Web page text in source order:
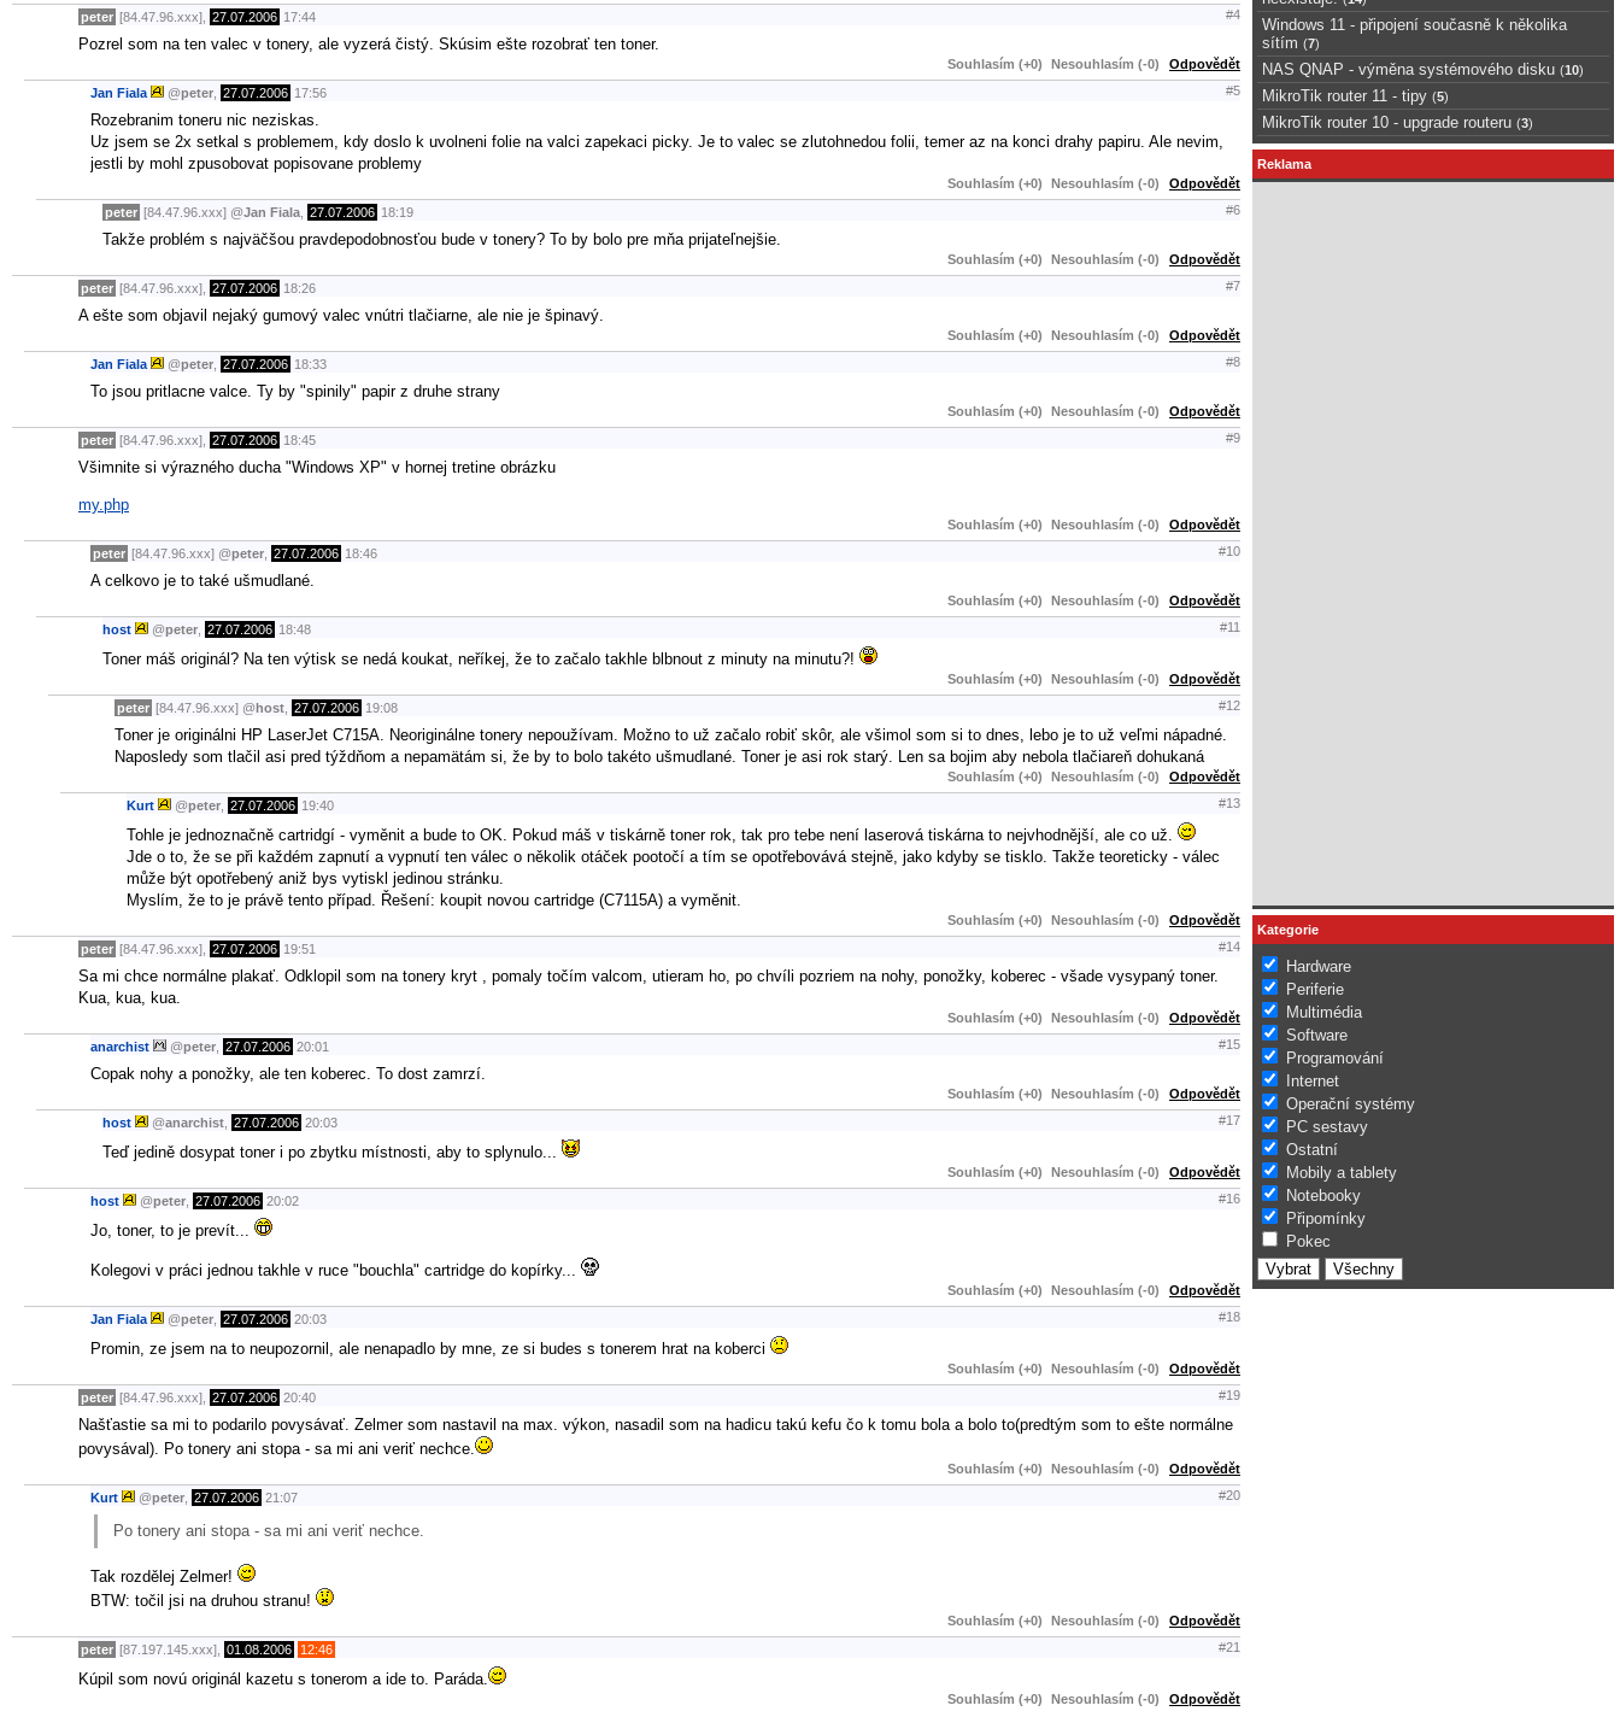
peter [84.47.96.xxx], 27.07.2006 17:44 #4
Pozrel som na ten valec v tonery, ale vyzerá čistý. Skúsim ešte rozobrať ten toner.
Souhlasím (+0) Nesouhlasím (-0) Odpovědět
Jan Fiala @peter 27.07.2006 17:56 #5
Rozebranim toneru nic neziskas.
Uz jsem se 2x setkal s problemem, kdy doslo k uvolneni folie na valci zapekaci picky. Je to valec se zlutohnedou folii, temer az na konci drahy papiru. Ale nevim,
jestli by mohl zpusobovat popisovane problemy
Souhlasím (+0) Nesouhlasím (-0) Odpovědět
peter [84.47.96.xxx] @Jan Fiala 27.07.2006 18:19 #6
Takže problém s najväčšou pravdepodobnosťou bude v tonery? To by bolo pre mňa prijateľnejšie.
Souhlasím (+0) Nesouhlasím (-0) Odpovědět
peter [84.47.96.xxx], 27.07.2006 18:26 #7
A ešte som objavil nejaký gumový valec vnútri tlačiarne, ale nie je špinavý.
Souhlasím (+0) Nesouhlasím (-0) Odpovědět
Jan Fiala @peter 27.07.2006 18:33 #8
To jsou pritlacne valce. Ty by "spinily" papir z druhe strany
Souhlasím (+0) Nesouhlasím (-0) Odpovědět
peter [84.47.96.xxx], 27.07.2006 18:45 #9
Všimnite si výrazného ducha "Windows XP" v hornej tretine obrázku
my.php
Souhlasím (+0) Nesouhlasím (-0) Odpovědět
peter [84.47.96.xxx] @peter 27.07.2006 18:46 #10
A celkovo je to také ušmudlané.
Souhlasím (+0) Nesouhlasím (-0) Odpovědět
host @peter 27.07.2006 18:48 #11
Toner máš originál? Na ten výtisk se nedá koukat, neříkej, že to začalo takhle blbnout z minuty na minutu?!
Souhlasím (+0) Nesouhlasím (-0) Odpovědět
peter [84.47.96.xxx] @host 27.07.2006 19:08 #12
Toner je originálni HP LaserJet C715A. Neoriginálne tonery nepoužívam. Možno to už začalo robiť skôr, ale všimol som si to dnes, lebo je to už veľmi nápadné.
Naposledy som tlačil asi pred týždňom a nepamätám si, že by to bolo takéto ušmudlané. Toner je asi rok starý. Len sa bojim aby nebola tlačiareň dohukaná
Souhlasím (+0) Nesouhlasím (-0) Odpovědět
Kurt @peter 27.07.2006 19:40 #13
Tohle je jednoznačně cartridgí - vyměnit a bude to OK. Pokud máš v tiskárně toner rok, tak pro tebe není laserová tiskárna to nejvhodnější, ale co už.
Jde o to, že se při každém zapnutí a vypnutí ten válec o několik otáček pootočí a tím se opotřebovává stejně, jako kdyby se tisklo. Takže teoreticky - válec
může být opotřebený aniž bys vytiskl jedinou stránku.
Myslím, že to je právě tento případ. Řešení: koupit novou cartridge (C7115A) a vyměnit.
Souhlasím (+0) Nesouhlasím (-0) Odpovědět
peter [84.47.96.xxx], 27.07.2006 19:51 #14
Sa mi chce normálne plakať. Odklopil som na tonery kryt , pomaly točím valcom, utieram ho, po chvíli pozriem na nohy, ponožky, koberec - všade vysypaný toner.
Kua, kua, kua.
Souhlasím (+0) Nesouhlasím (-0) Odpovědět
anarchist @peter 27.07.2006 20:01 #15
Copak nohy a ponožky, ale ten koberec. To dost zamrzí.
Souhlasím (+0) Nesouhlasím (-0) Odpovědět
host @anarchist 27.07.2006 20:03 #17
Teď jedině dosypat toner i po zbytku místnosti, aby to splynulo...
Souhlasím (+0) Nesouhlasím (-0) Odpovědět
host @peter 27.07.2006 20:02 #16
Jo, toner, to je prevít...
Kolegovi v práci jednou takhle v ruce "bouchla" cartridge do kopírky...
Souhlasím (+0) Nesouhlasím (-0) Odpovědět
Jan Fiala @peter 27.07.2006 20:03 #18
Promin, ze jsem na to neupozornil, ale nenapadlo by mne, ze si budes s tonerem hrat na koberci
Souhlasím (+0) Nesouhlasím (-0) Odpovědět
peter [84.47.96.xxx], 27.07.2006 20:40 #19
Našťastie sa mi to podarilo povysávať. Zelmer som nastavil na max. výkon, nasadil som na hadicu takú kefu čo k tomu bola a bolo to(predtým som to ešte normálne
povysával). Po tonery ani stopa - sa mi ani veriť nechce.
Souhlasím (+0) Nesouhlasím (-0) Odpovědět
Kurt @peter 27.07.2006 21:07 #20
Po tonery ani stopa - sa mi ani veriť nechce.
Tak rozdělej Zelmer!
BTW: točil jsi na druhou stranu!
Souhlasím (+0) Nesouhlasím (-0) Odpovědět
peter [87.197.145.xxx], 01.08.2006 12:46 #21
Kúpil som novú originál kazetu s tonerom a ide to. Paráda.
Souhlasím (+0) Nesouhlasím (-0) Odpovědět
Windows 11 - připojení současně k několika
sítím (7)
NAS QNAP - výměna systémového disku (10)
MikroTik router 11 - tipy (5)
MikroTik router 10 - upgrade routeru (3)
Reklama
Kategorie
Hardware
Periferie
Multimédia
Software
Programování
Internet
Operační systémy
PC sestavy
Ostatní
Mobily a tablety
Notebooky
Připomínky
Pokec